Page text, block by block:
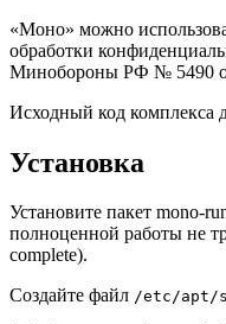
«Моно» можно
обработки
Минобороны РФ № 5490
Исходный код комплекса
Установка
Установите пакет mono-
полноценной работы не
complete).
Создайте файл /etc/apt/